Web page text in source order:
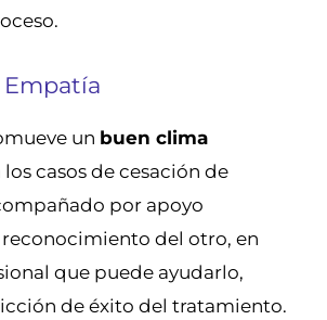
un buen clima
los casos de cesación de
por apoyo
del otro, en
que puede ayudarlo,
de éxito del tratamiento.